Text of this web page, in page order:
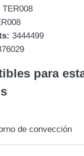
TER008
3444499
para
de convección